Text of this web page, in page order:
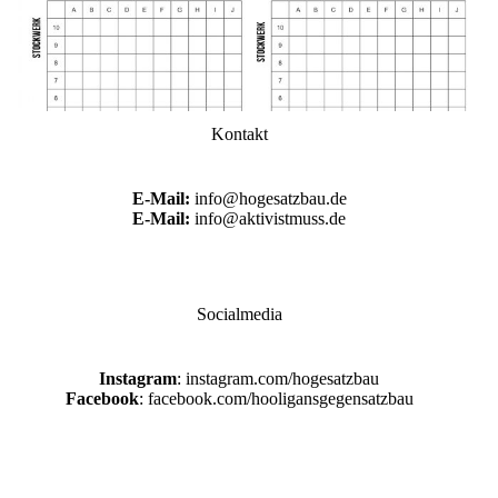
Kontakt
E-Mail: info@hogesatzbau.de
E-Mail: info@aktivistmuss.de
Socialmedia
Instagram: instagram.com/hogesatzbau
Facebook: facebook.com/hooligansgegensatzbau